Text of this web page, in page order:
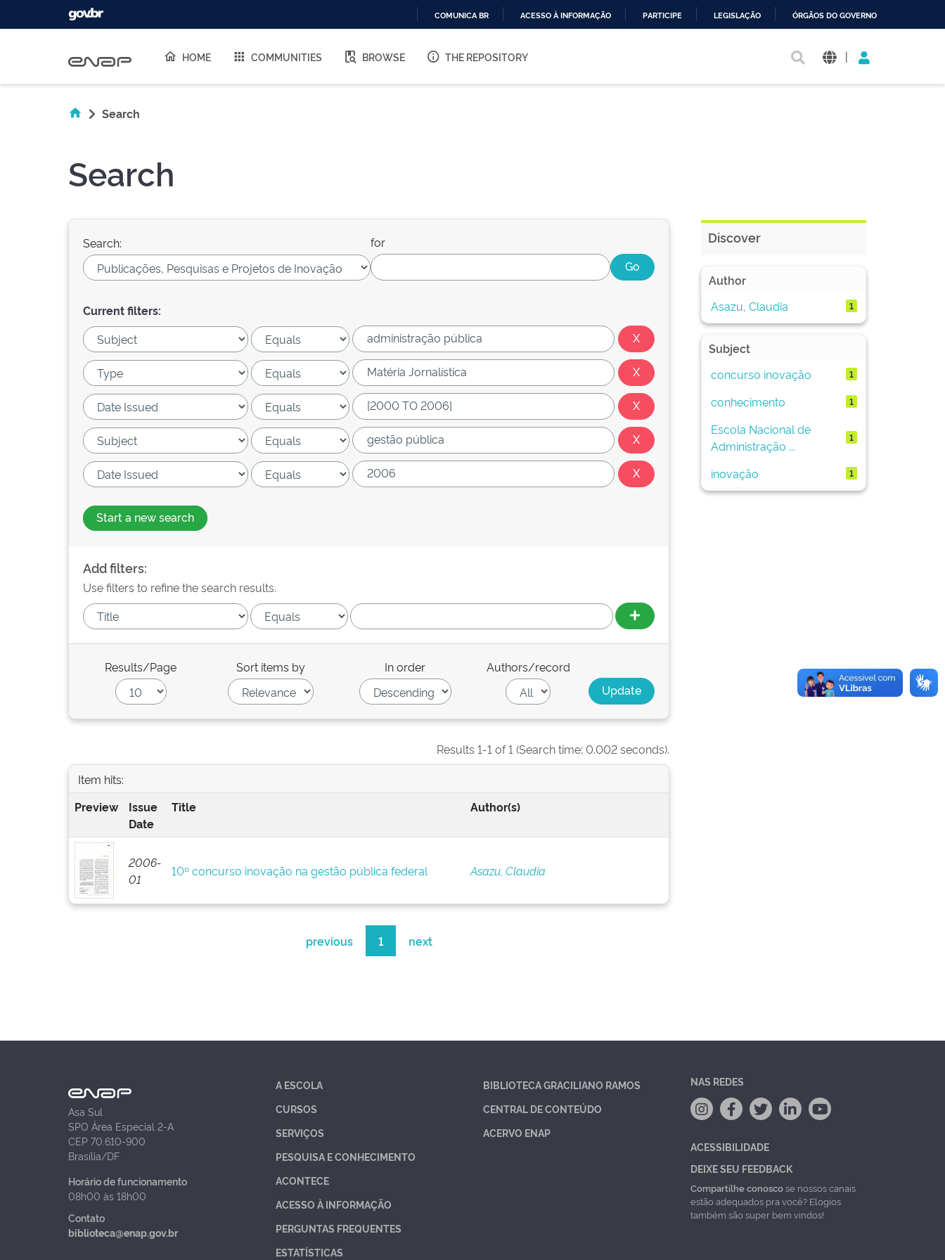
O
COMUNICA BR ACESSO À INFORMAÇÃO PARTICIPE LEGISLAÇÃO ÓRGÃOS DO GOVERNO
HOME COMMUNITIES BROWSE THE REPOSITORY |
Search
Search
Search: for
Current filters:
Start a new search
Add filters:
Use filters to refine the search results.
Results/Page Sort items by In order Authors/record
Results 1-1 of 1 (Search time: 0.002 seconds).
Item hits:
Preview
Issue
Date
Title Author(s)
2006-
01
10º concurso inovação na gestão pública federal Asazu, Claudia
previous 1 next
Discover
Author
Asazu, Claudia
1
Subject
concurso inovação
1
conhecimento 1
Escola Nacional de
Administração ...
1
inovação 1
Asa Sul
SPO Área Especial 2-A
CEP 70.610-900
Brasília/DF
Horário de funcionamento
08h00 às 18h00
Contato
biblioteca@enap.gov.br
A ESCOLA
CURSOS
SERVIÇOS
PESQUISA E CONHECIMENTO
ACONTECE
ACESSO À INFORMAÇÃO
PERGUNTAS FREQUENTES
ESTATÍSTICAS
BIBLIOTECA GRACILIANO RAMOS
CENTRAL DE CONTEÚDO
ACERVO ENAP
NAS REDES
ACESSIBILIDADE
DEIXE SEU FEEDBACK
Compartilhe conoscose nossos canais
estão adequados pra você? Elogios
também são super bem vindos!